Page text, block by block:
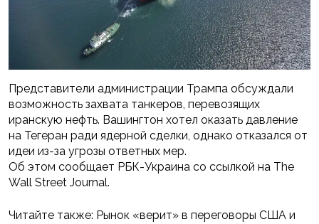
Представители администрации Трампа обсуждали
возможность захвата танкеров, перевозящих
иранскую нефть. Вашингтон хотел оказать давление
на Тегеран ради ядерной сделки, однако отказался от
идеи из-за угрозы ответных мер.
Об этом сообщает РБК-Украина со ссылкой на The
Wall Street Journal.
Читайте также: Рынок «верит» в переговоры США и